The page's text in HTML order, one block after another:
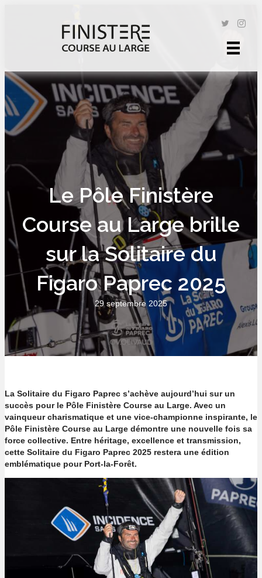
Le Pôle Finistère
Course au Large brille
sur la Solitaire du
Figaro Paprec 2025
29 septembre 2025
La Solitaire du Figaro Paprec s’achève aujourd’hui sur un
succès pour le Pôle Finistère Course au Large. Avec un
vainqueur charismatique et une vice-championne inspirante, le
Pôle Finistère Course au Large démontre une nouvelle fois sa
force collective. Entre héritage, excellence et transmission,
cette Solitaire du Figaro Paprec 2025 restera une édition
emblématique pour Port-la-Forêt.